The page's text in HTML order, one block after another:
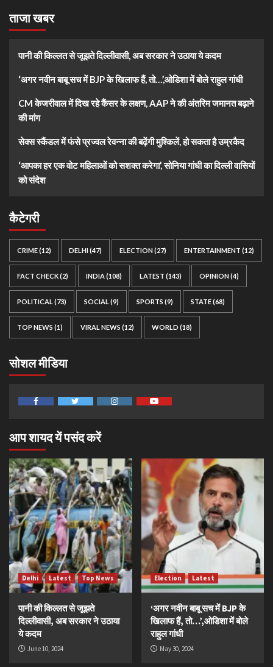
ताजा खबर
पानी की किल्लत से जूझते दिल्लीवासी, अब सरकार ने उठाया ये कदम
‘अगर नवीन बाबू सच में BJP के खिलाफ हैं, तो…’,ओडिशा में बोले राहुल गांधी
CM केजरीवाल में दिख रहे कैंसर के लक्षण, AAP ने की अंतरिम जमानत बढ़ाने
की मांग
सेक्स स्कैंडल में फंसे प्रज्वल रेवन्ना की बढ़ेंगी मुश्किलें, हो सकता है उम्रकैद
‘आपका हर एक वोट महिलाओं को सशक्त करेगा’, सोनिया गांधी का दिल्ली वासियों
को संदेश
कैटेगरी
CRIME(12) DELHI(47) ELECTION(27) ENTERTAINMENT (12)
FACT CHECK(2) INDIA(108) LATEST (143) OPINION(4)
POLITICAL (73) SOCIAL (9) SPORTS (9) STATE(68)
TOP NEWS (1) VIRAL NEWS (12) WORLD (18)
सोशल मीडिया
आप शायद यें पसंद करें
Delhi Latest Top News
पानी की किल्लत से जूझते
दिल्लीवासी, अब सरकार ने उठाया
ये कदम
June 10, 2024
Election Latest
‘अगर नवीन बाबू सच में BJP के
खिलाफ हैं, तो…’,ओडिशा में बोले
राहुल गांधी
May 30, 2024